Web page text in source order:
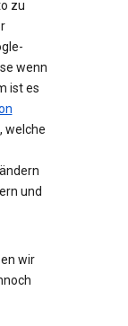
zu
wenn
ist es
welche
und
wir